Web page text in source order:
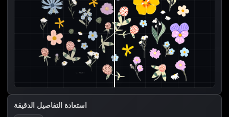
استعادة التفاصيل الدقيقة